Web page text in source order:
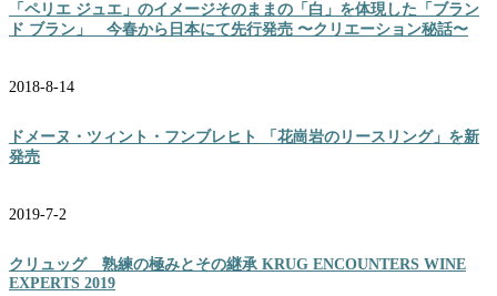
「ペリエ ジュエ」のイメージそのままの「白」を体現した「ブラン
ド ブラン」 今春から日本にて先行発売 〜クリエーション秘話〜
2018-8-14
ドメーヌ・ツィント・フンブレヒト 「花崗岩のリースリング」を新
発売
2019-7-2
クリュッグ 熟練の極みとその継承 KRUG ENCOUNTERS WINE
EXPERTS 2019